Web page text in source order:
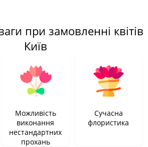
при замовленні квітів
Київ
Можливість
виконання
нестандартних
прохань
Сучасна
флористика